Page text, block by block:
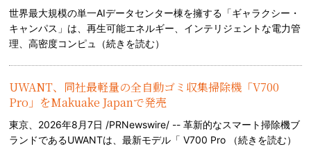
世界最大規模の単一AIデータセンター棟を擁する「ギャラクシー・
キャンパス」は、再生可能エネルギー、インテリジェントな電力管
理、高密度コンピュ（続きを読む）
UWANT、同社最軽量の全自動ゴミ収集掃除機「V700
Pro」をMakuake Japanで発売
東京、2026年8月7日 /PRNewswire/ -- 革新的なスマート掃除機ブ
ランドであるUWANTは、最新モデル「 V700 Pro （続きを読む）